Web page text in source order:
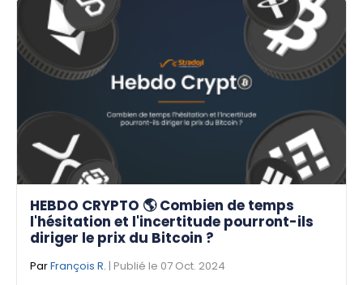
HEBDO CRYPTO 🌎 Combien de temps
l'hésitation et l'incertitude pourront-ils
diriger le prix du Bitcoin ?
ParFrançois R. | Publié le 07 Oct. 2024